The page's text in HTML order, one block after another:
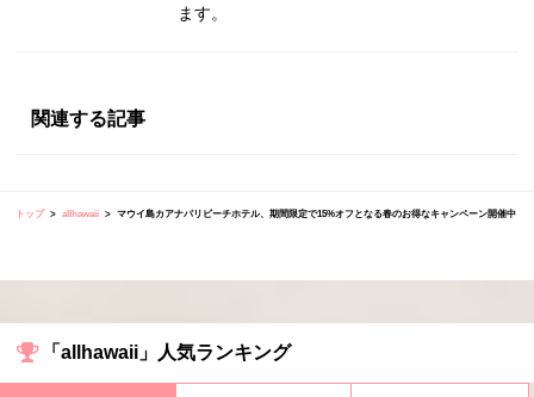
ます。
関連する記事
トップ allhawaii マウイ島カアナパリビーチホテル、期間限定で15%オフとなる春のお得なキャンペーン開催中
「allhawaii」人気ランキング